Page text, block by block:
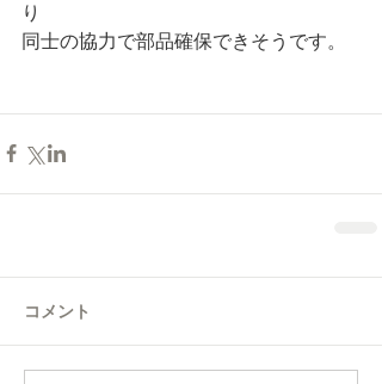
り
同士の協力で部品確保できそうです。
コメント